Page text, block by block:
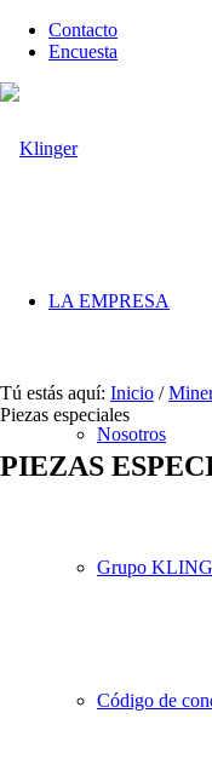
Contacto
Encuesta
LA EMPRESA
Nosotros
Grupo
Código de
Tú estás aquí: Inicio /
Piezas especiales
PIEZAS